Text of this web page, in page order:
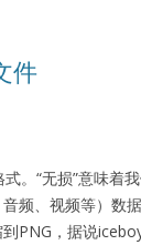
件
。“无损”意味着
频、视频等）数
PNG，据说